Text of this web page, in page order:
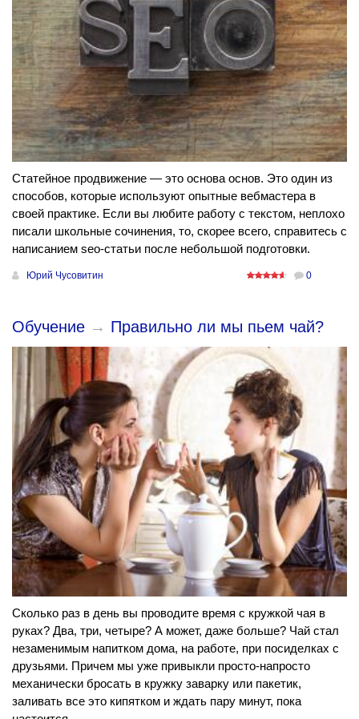
Статейное продвижение — это основа основ. Это один из
способов, которые используют опытные вебмастера в
своей практике. Если вы любите работу с текстом, неплохо
писали школьные сочинения, то, скорее всего, справитесь с
написанием seo-статьи после небольшой подготовки.
Юрий Чусовитин 0
Обучение → Правильно ли мы пьем чай?
Сколько раз в день вы проводите время с кружкой чая в
руках? Два, три, четыре? А может, даже больше? Чай стал
незаменимым напитком дома, на работе, при посиделках с
друзьями. Причем мы уже привыкли просто-напросто
механически бросать в кружку заварку или пакетик,
заливать все это кипятком и ждать пару минут, пока